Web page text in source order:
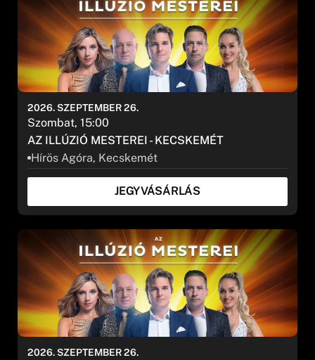
AZ ILLÚZIÓ MESTEREI - KECSKEMÉT
Hírös Agóra, Kecskemét
2026. SZEPTEMBER 26.
Szombat, 15:00
JEGYVÁSÁRLÁS
2026. SZEPTEMBER 26.